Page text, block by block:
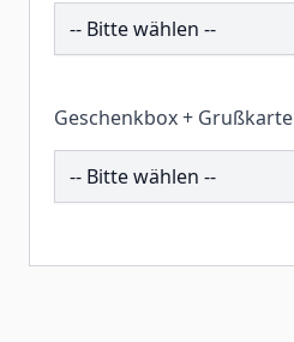
260549
Geschenkbox + Grußkarte
257581